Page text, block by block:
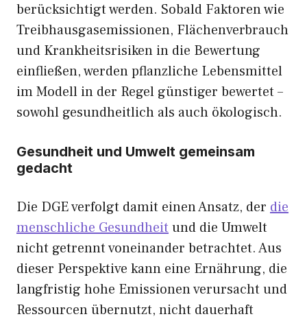
berücksichtigt werden. Sobald Faktoren wie
Treibhausgasemissionen, Flächenverbrauch
und Krankheitsrisiken in die Bewertung
einfließen, werden pflanzliche Lebensmittel
im Modell in der Regel günstiger bewertet –
sowohl gesundheitlich als auch ökologisch.
Gesundheit und Umwelt gemeinsam
gedacht
Die DGE verfolgt damit einen Ansatz, der die
menschliche Gesundheit und die Umwelt
nicht getrennt voneinander betrachtet. Aus
dieser Perspektive kann eine Ernährung, die
langfristig hohe Emissionen verursacht und
Ressourcen übernutzt, nicht dauerhaft